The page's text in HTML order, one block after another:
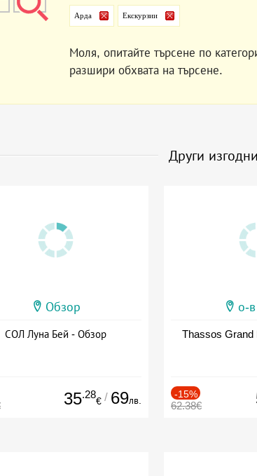
Арда Екскурзии
Моля, опитайте търсене по
разшири обхвата на търсене.
Други
Обзор
СОЛ Луна Бей - Обзор
35.28
€ / 69лв.
о-
Thassos Grand
-15%
62.38€